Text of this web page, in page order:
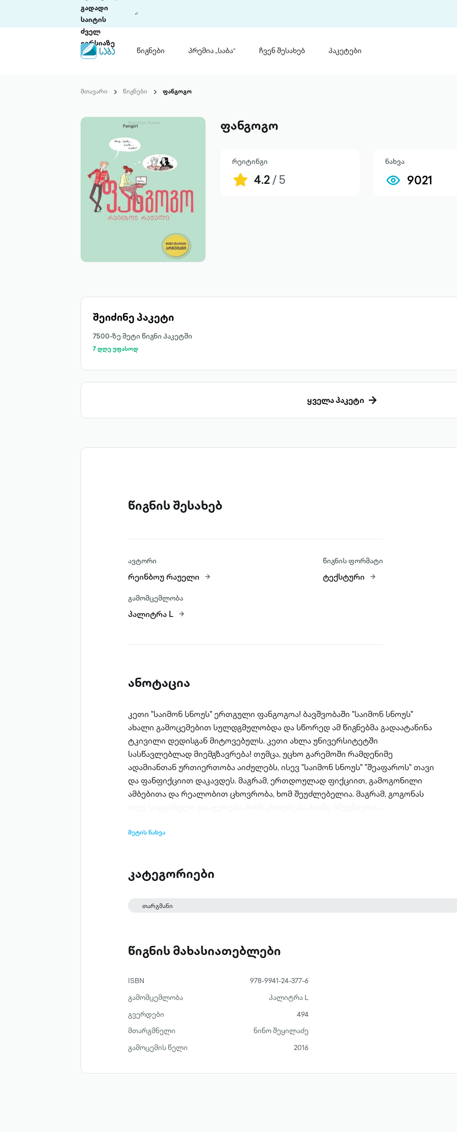
გადადი
საიტის
ძველ
ვერსიაზე
წიგნები პრემია „საბა“
ლიტერატურული პრემია „საბა“
წესდება
საკონკურსო განაცხადი
ჩვენ შესახებ პაკეტები
ჩვენ შესახებ
პაკეტები
მთავარი წიგნები ფანგოგო
ფანგოგო
რეიტინგი
4.2/ 5
ნახვა
9021
შეიძინე პაკეტი
7500-ზე მეტი წიგნი პაკეტში
7 დღე უფასოდ
ყველა პაკეტი
წიგნის შესახებ
ავტორი
რეინბოუ რაუელი
გამომცემლობა
პალიტრა L
წიგნის ფორმატი
ტექსტური
ანოტაცია
კეთი "საიმონ სნოუს" ერთგული ფანგოგოა! ბავშვობაში "საიმონ სნოუს"
ახალი გამოცემებით სულდგმულობდა და სწორედ ამ წიგნებმა გადაატანინა
ტკივილი დედისგან მიტოვებულს. კეთი ახლა უნივერსიტეტში
სასწავლებლად მიემგზავრება! თუმცა, უცხო გარემოში რამდენიმე
ადამიანთან ურთიერთობა აიძულებს, ისევ "საიმონ სნოუს" "შეაფაროს" თავი
და ფანფიქციით დაკავდეს. მაგრამ, ერთდოულად ფიქციით, გამოგონილი
ამბებითა და რეალობით ცხოვრობა, ხომ შეუძლებელია. მაგრამ, გოგონას
მეტის ნახვა
კატეგორიები
თარგმანი
წიგნის მახასიათებლები
ISBN
978-9941-24-377-6
გამომცემლობა
პალიტრა L
გვერდები
494
მთარგმნელი
ნინო შეყილაძე
გამოცემის წელი
2016